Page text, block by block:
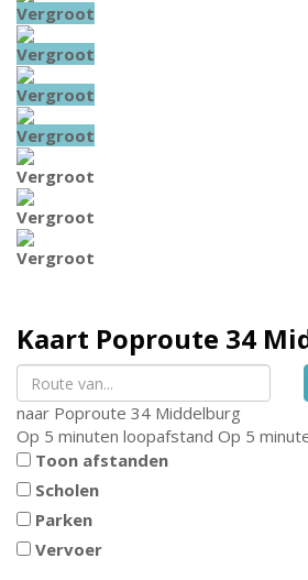
Vergroot
Vergroot
Vergroot
Vergroot
Vergroot
Vergroot
Vergroot
Kaart Poproute 34
naar Poproute 34 Middelburg
Op 5 minuten loopafstand Op 5
Toon afstanden
Scholen
Parken
Vervoer